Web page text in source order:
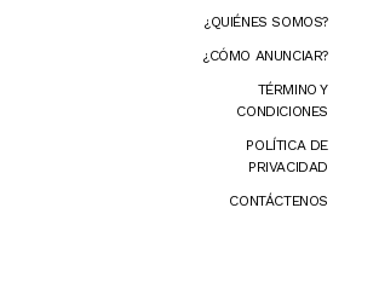
¿QUIÉNES SOMOS?
¿CÓMO ANUNCIAR?
TÉRMINO Y
CONDICIONES
POLÍTICA DE
PRIVACIDAD
CONTÁCTENOS